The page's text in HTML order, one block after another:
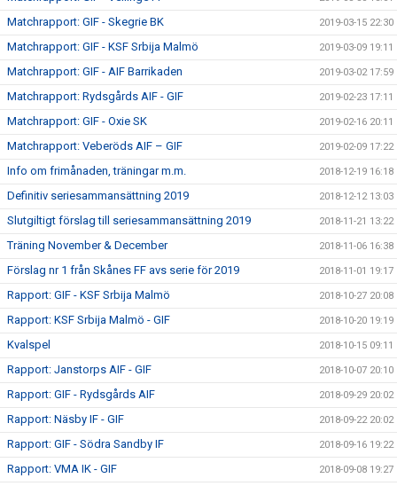
Matchrapport: GIF - Skegrie BK 2019-03-15 22:30
Matchrapport: GIF - KSF Srbija Malmö 2019-03-09 19:11
Matchrapport: GIF - AIF Barrikaden 2019-03-02 17:59
Matchrapport: Rydsgårds AIF - GIF 2019-02-23 17:11
Matchrapport: GIF - Oxie SK 2019-02-16 20:11
Matchrapport: Veberöds AIF – GIF 2019-02-09 17:22
Info om frimånaden, träningar m.m. 2018-12-19 16:18
Definitiv seriesammansättning 2019 2018-12-12 13:03
Slutgiltigt förslag till seriesammansättning 2019 2018-11-21 13:22
Träning November & December 2018-11-06 16:38
Förslag nr 1 från Skånes FF avs serie för 2019 2018-11-01 19:17
Rapport: GIF - KSF Srbija Malmö 2018-10-27 20:08
Rapport: KSF Srbija Malmö - GIF 2018-10-20 19:19
Kvalspel 2018-10-15 09:11
Rapport: Janstorps AIF - GIF 2018-10-07 20:10
Rapport: GIF - Rydsgårds AIF 2018-09-29 20:02
Rapport: Näsby IF - GIF 2018-09-22 20:02
Rapport: GIF - Södra Sandby IF 2018-09-16 19:22
Rapport: VMA IK - GIF 2018-09-08 19:27